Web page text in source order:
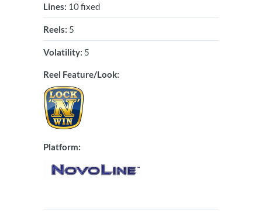
Lines: 10 fixed
Reels: 5
Volatility: 5
Reel Feature/Look:
Platform: